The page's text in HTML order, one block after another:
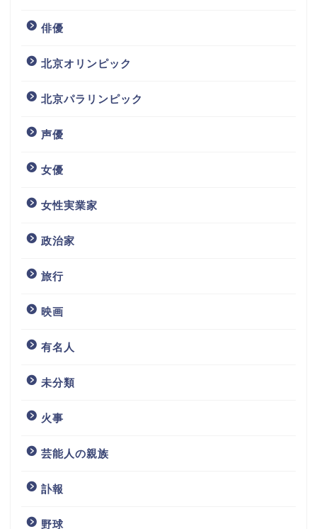
俳優
北京オリンピック
北京パラリンピック
声優
女優
女性実業家
政治家
旅行
映画
有名人
未分類
火事
芸能人の親族
訃報
野球